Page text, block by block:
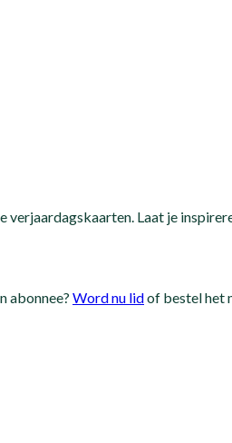
Laat je
abonnee? Word nu lidof bestel het